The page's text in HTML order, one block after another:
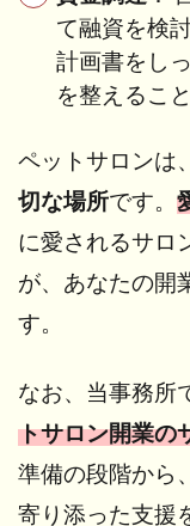
て融資を検
計画書をし
を整えるこ
ペットサロンは、
切な場所です。
に愛されるサロ
が、あなたの開
す。
なお、当事務所
トサロン開業の
準備の段階から
寄り添った支援